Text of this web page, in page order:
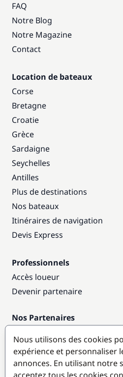
FAQ
Notre Blog
Notre Magazine
Contact
Location de bateaux
Corse
Bretagne
Croatie
Grèce
Sardaigne
Seychelles
Antilles
Plus de destinations
Nos bateaux
Itinéraires de navigation
Devis Express
Professionnels
Accès loueur
Devenir partenaire
Nos Partenaires
Destinations populaires
Nous utilisons des cookies
expérience et personnaliser
annonces. En utilisant notre